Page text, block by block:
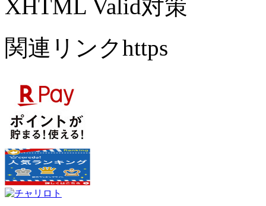
XHTML Valid対策
関連リンクhttps